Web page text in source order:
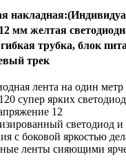
накладная
мм желтая
трубка, блок
трек
лента на один метр
супер ярких
12
светодиод и
с боковой яркостью
ленты сияющими